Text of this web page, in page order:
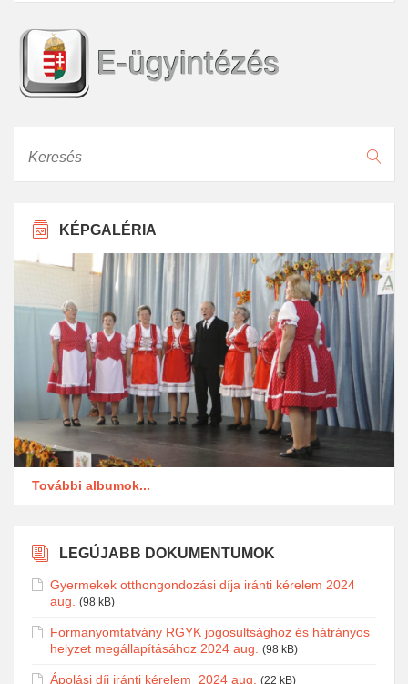
KÉPGALÉRIA
További albumok...
LEGÚJABB DOKUMENTUMOK
Gyermekek otthongondozási díja iránti kérelem 2024
aug.
(98 kB)
Formanyomtatvány RGYK jogosultsághoz és hátrányos
helyzet megállapításához 2024 aug.
(98 kB)
Ápolási díj iránti kérelem_2024 aug. (22 kB)